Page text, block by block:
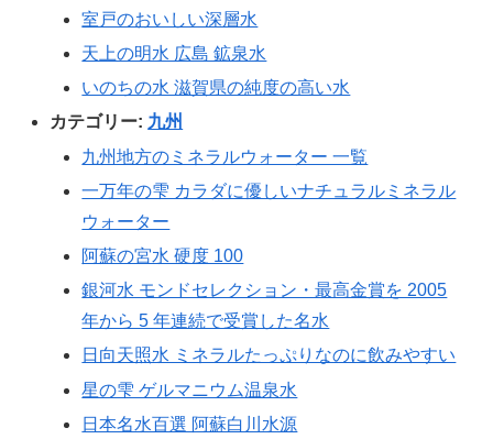
室戸のおいしい深層水
天上の明水 広島 鉱泉水
いのちの水 滋賀県の純度の高い水
カテゴリー: 九州
九州地方のミネラルウォーター 一覧
一万年の雫 カラダに優しいナチュラルミネラル
ウォーター
阿蘇の宮水 硬度 100
銀河水 モンドセレクション・最高金賞を 2005
年から 5 年連続で受賞した名水
日向天照水 ミネラルたっぷりなのに飲みやすい
星の雫 ゲルマニウム温泉水
日本名水百選 阿蘇白川水源